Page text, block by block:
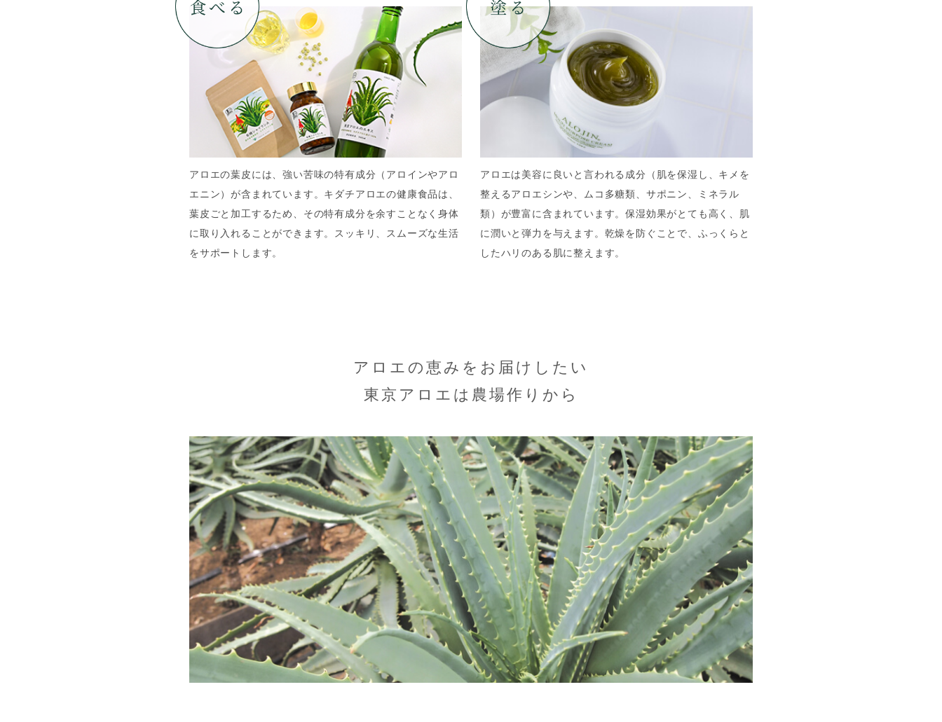
アロエの葉皮には、強い苦味の特有成分（アロインやアロ
エニン）が含まれています。キダチアロエの健康食品は、
葉皮ごと加工するため、その特有成分を余すことなく身体
に取り入れることができます。スッキリ、スムーズな生活
をサポートします。
アロエは美容に良いと言われる成分（肌を保湿し、キメを
整えるアロエシンや、ムコ多糖類、サポニン、ミネラル
類）が豊富に含まれています。保湿効果がとても高く、肌
に潤いと弾力を与えます。乾燥を防ぐことで、ふっくらと
したハリのある肌に整えます。
アロエの恵みをお届けしたい
東京アロエは農場作りから